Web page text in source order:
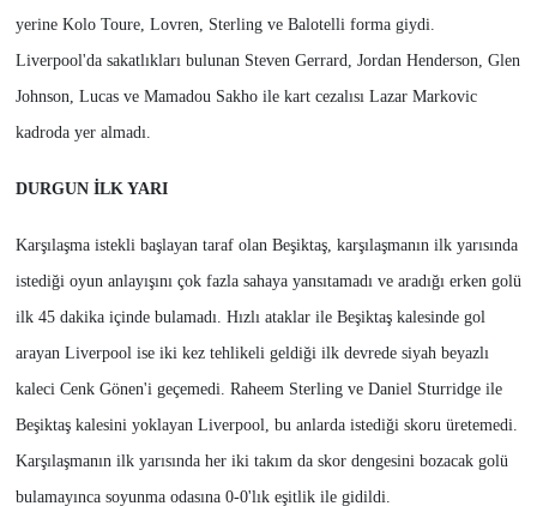
yerine Kolo Toure, Lovren, Sterling ve Balotelli forma giydi.
Liverpool'da sakatlıkları bulunan Steven Gerrard, Jordan Henderson, Glen
Johnson, Lucas ve Mamadou Sakho ile kart cezalısı Lazar Markovic
kadroda yer almadı.
DURGUN İLK YARI
Karşılaşma istekli başlayan taraf olan Beşiktaş, karşılaşmanın ilk yarısında
istediği oyun anlayışını çok fazla sahaya yansıtamadı ve aradığı erken golü
ilk 45 dakika içinde bulamadı. Hızlı ataklar ile Beşiktaş kalesinde gol
arayan Liverpool ise iki kez tehlikeli geldiği ilk devrede siyah beyazlı
kaleci Cenk Gönen'i geçemedi. Raheem Sterling ve Daniel Sturridge ile
Beşiktaş kalesini yoklayan Liverpool, bu anlarda istediği skoru üretemedi.
Karşılaşmanın ilk yarısında her iki takım da skor dengesini bozacak golü
bulamayınca soyunma odasına 0-0'lık eşitlik ile gidildi.